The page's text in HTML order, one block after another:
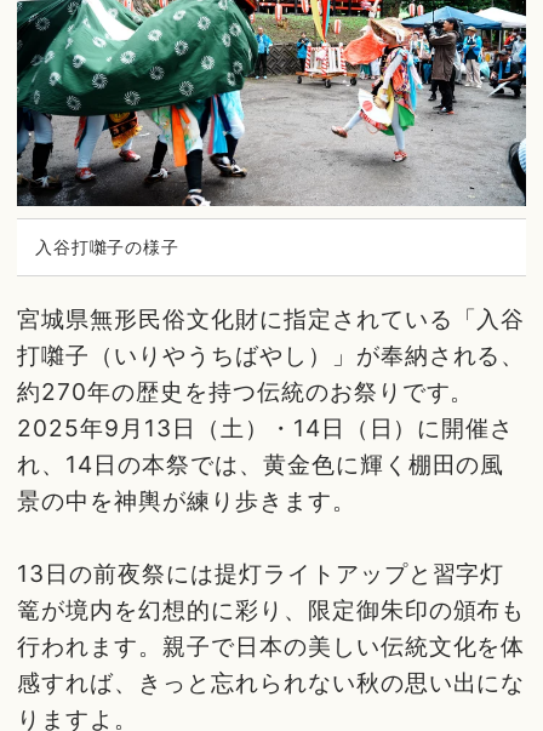
入谷打囃子の様子
宮城県無形民俗文化財に指定されている「入谷
打囃子（いりやうちばやし）」が奉納される、
約270年の歴史を持つ伝統のお祭りです。
2025年9月13日（土）・14日（日）に開催さ
れ、14日の本祭では、黄金色に輝く棚田の風
景の中を神輿が練り歩きます。
13日の前夜祭には提灯ライトアップと習字灯
篭が境内を幻想的に彩り、限定御朱印の頒布も
行われます。親子で日本の美しい伝統文化を体
感すれば、きっと忘れられない秋の思い出にな
りますよ。